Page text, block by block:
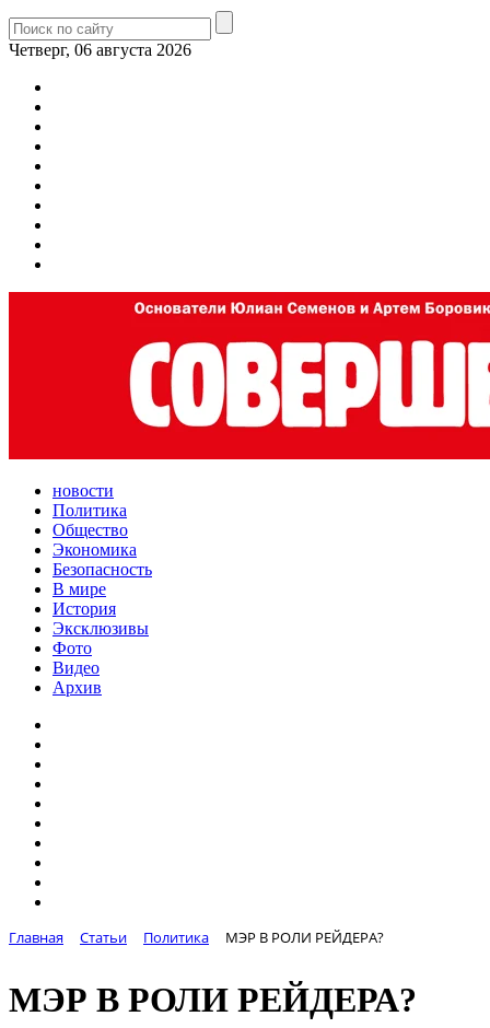
Четверг, 06 августа 2026
новости
Политика
Общество
Экономика
Безопасность
В мире
История
Эксклюзивы
Фото
Видео
Архив
Главная Статьи Политика МЭР В РОЛИ РЕЙДЕРА?
МЭР В РОЛИ РЕЙДЕРА?